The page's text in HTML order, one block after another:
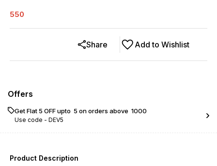
550
Add to Wishlist
Share
Offers
Get Flat ₹5 OFF upto ₹ 5 on orders above ₹ 1000
Use code - DEV5
Product Description